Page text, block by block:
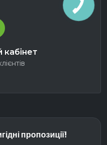
пропозиції!